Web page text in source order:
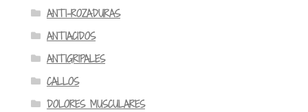
ANTI-ROZADURAS
ANTIACIDOS
ANTIGRIPALES
CALLOS
DOLORES MUSCULARES